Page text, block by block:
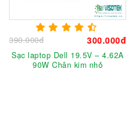
390.000đ 300.000đ
Sạc laptop Dell 19.5V – 4.62A
90W Chân kim nhỏ